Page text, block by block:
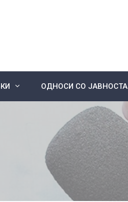
ОДНОСИ СО ЈАВНОСТА